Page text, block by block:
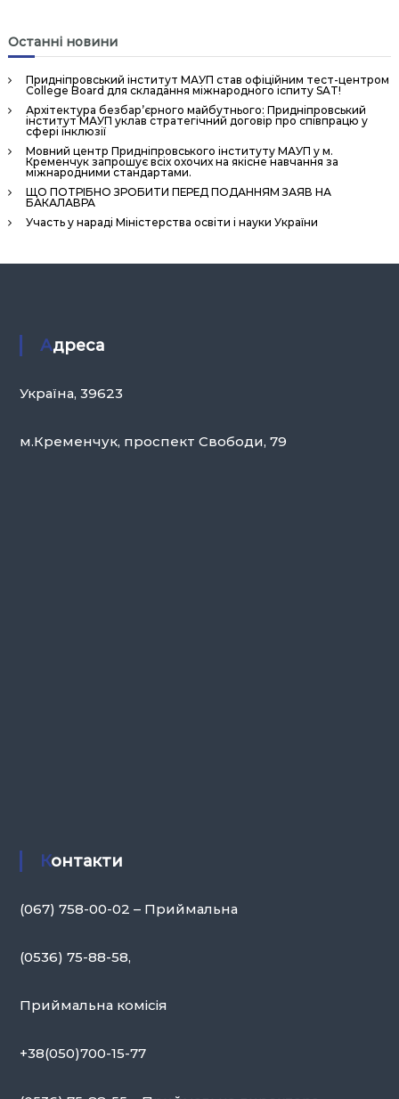
я
П
е
р
с
о
н
л
Останні новини
Придніпровський інститут МАУП став офіційним тест-центром
College Board для складання міжнародного іспиту SAT!
Архітектура безбар’єрного майбутнього: Придніпровський
інститут МАУП уклав стратегічний договір про співпрацю у
сфері інклюзії
Мовний центр Придніпровського інституту МАУП у м.
Кременчук запрошує всіх охочих на якісне навчання за
міжнародними стандартами.
ЩО ПОТРІБНО ЗРОБИТИ ПЕРЕД ПОДАННЯМ ЗАЯВ НА
БАКАЛАВРА
Участь у нараді Міністерства освіти і науки України
Адреса
Україна, 39623
м.Кременчук, проспект Свободи, 79
Контакти
(067) 758-00-02 – Приймальна
(0536) 75-88-58,
Приймальна комісія
+38(050)700-15-77